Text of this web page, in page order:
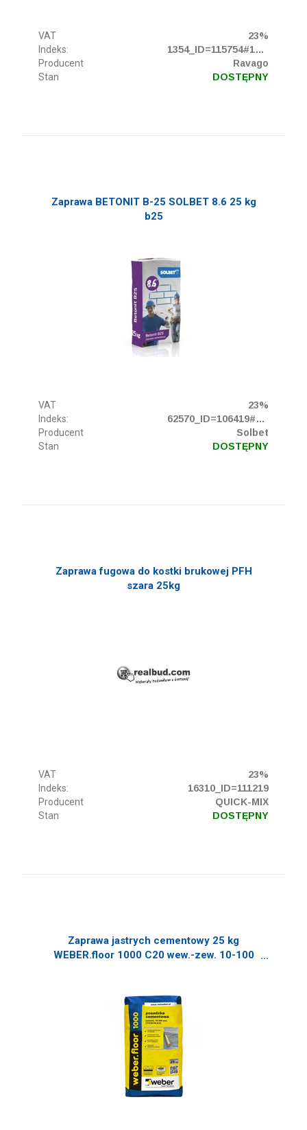
VAT
23%
Indeks:
1354_ID=115754#13931
Producent
Ravago
Stan
DOSTĘPNY
Zaprawa BETONIT B-25 SOLBET 8.6 25 kg
b25
VAT
23%
Indeks:
62570_ID=106419#5067
Producent
Solbet
Stan
DOSTĘPNY
Zaprawa fugowa do kostki brukowej PFH
szara 25kg
VAT
23%
Indeks:
16310_ID=111219
Producent
QUICK-MIX
Stan
DOSTĘPNY
Zaprawa jastrych cementowy 25 kg
WEBER.floor 1000 C20 wew.-zew. 10-100